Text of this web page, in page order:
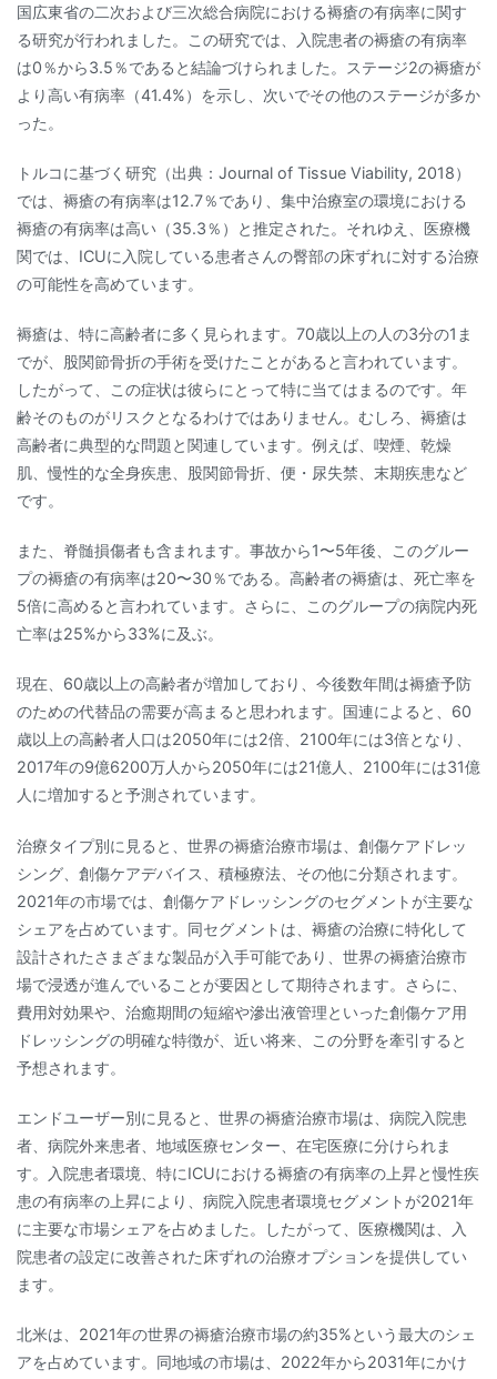
国広東省の二次および三次総合病院における褥瘡の有病率に関す
る研究が行われました。この研究では、入院患者の褥瘡の有病率
は0％から3.5％であると結論づけられました。ステージ2の褥瘡が
より高い有病率（41.4%）を示し、次いでその他のステージが多か
った。
トルコに基づく研究（出典：Journal of Tissue Viability, 2018）
では、褥瘡の有病率は12.7％であり、集中治療室の環境における
褥瘡の有病率は高い（35.3％）と推定された。それゆえ、医療機
関では、ICUに入院している患者さんの臀部の床ずれに対する治療
の可能性を高めています。
褥瘡は、特に高齢者に多く見られます。70歳以上の人の3分の1ま
でが、股関節骨折の手術を受けたことがあると言われています。
したがって、この症状は彼らにとって特に当てはまるのです。年
齢そのものがリスクとなるわけではありません。むしろ、褥瘡は
高齢者に典型的な問題と関連しています。例えば、喫煙、乾燥
肌、慢性的な全身疾患、股関節骨折、便・尿失禁、末期疾患など
です。
また、脊髄損傷者も含まれます。事故から1〜5年後、このグルー
プの褥瘡の有病率は20〜30％である。高齢者の褥瘡は、死亡率を
5倍に高めると言われています。さらに、このグループの病院内死
亡率は25%から33%に及ぶ。
現在、60歳以上の高齢者が増加しており、今後数年間は褥瘡予防
のための代替品の需要が高まると思われます。国連によると、60
歳以上の高齢者人口は2050年には2倍、2100年には3倍となり、
2017年の9億6200万人から2050年には21億人、2100年には31億
人に増加すると予測されています。
治療タイプ別に見ると、世界の褥瘡治療市場は、創傷ケアドレッ
シング、創傷ケアデバイス、積極療法、その他に分類されます。
2021年の市場では、創傷ケアドレッシングのセグメントが主要な
シェアを占めています。同セグメントは、褥瘡の治療に特化して
設計されたさまざまな製品が入手可能であり、世界の褥瘡治療市
場で浸透が進んでいることが要因として期待されます。さらに、
費用対効果や、治癒期間の短縮や滲出液管理といった創傷ケア用
ドレッシングの明確な特徴が、近い将来、この分野を牽引すると
予想されます。
エンドユーザー別に見ると、世界の褥瘡治療市場は、病院入院患
者、病院外来患者、地域医療センター、在宅医療に分けられま
す。入院患者環境、特にICUにおける褥瘡の有病率の上昇と慢性疾
患の有病率の上昇により、病院入院患者環境セグメントが2021年
に主要な市場シェアを占めました。したがって、医療機関は、入
院患者の設定に改善された床ずれの治療オプションを提供してい
ます。
北米は、2021年の世界の褥瘡治療市場の約35%という最大のシェ
アを占めています。同地域の市場は、2022年から2031年にかけ